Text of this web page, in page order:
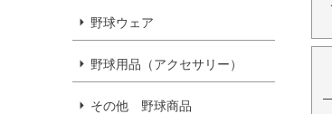
野球ウェア
野球用品（アクセサリー）
その他 野球商品